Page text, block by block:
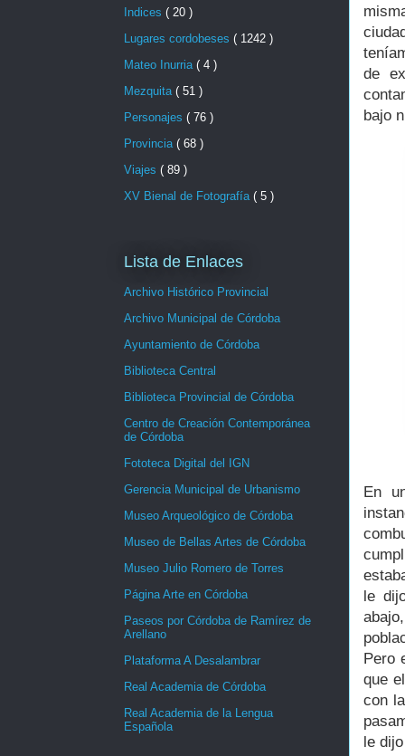
de
bajo
En
le
Pero
que
con
le
Indices ( 20 )
Lugares cordobeses ( 1242 )
Mateo Inurria ( 4 )
Mezquita ( 51 )
Personajes ( 76 )
Provincia ( 68 )
Viajes ( 89 )
XV Bienal de Fotografía ( 5 )
Lista de Enlaces
Archivo Histórico Provincial
Archivo Municipal de Córdoba
Ayuntamiento de Córdoba
Biblioteca Central
Biblioteca Provincial de Córdoba
Centro de Creación Contemporánea
de Córdoba
Fototeca Digital del IGN
Gerencia Municipal de Urbanismo
Museo Arqueológico de Córdoba
Museo de Bellas Artes de Córdoba
Museo Julio Romero de Torres
Página Arte en Córdoba
Paseos por Córdoba de Ramírez de
Arellano
Plataforma A Desalambrar
Real Academia de Córdoba
Real Academia de la Lengua
Española